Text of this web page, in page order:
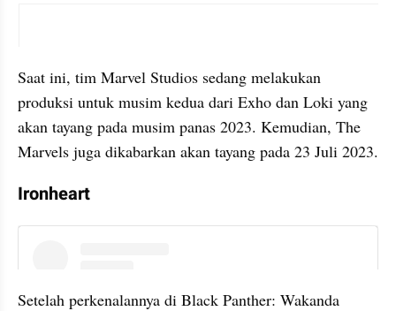
Saat ini, tim Marvel Studios sedang melakukan
produksi untuk musim kedua dari Exho dan Loki yang
akan tayang pada musim panas 2023. Kemudian, The
Marvels juga dikabarkan akan tayang pada 23 Juli 2023.
Ironheart
Setelah perkenalannya di Black Panther: Wakanda